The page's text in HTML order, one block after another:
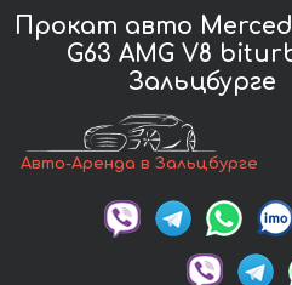
Прокат авто
G63 AMG V8
Зальцбурге
Авто-Аренда в Зальцбурге